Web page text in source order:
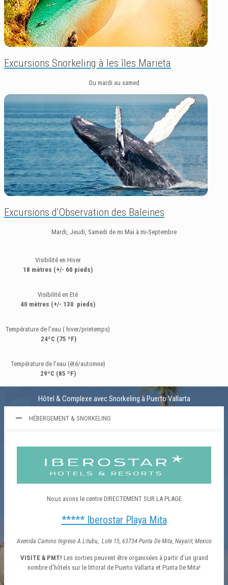
Excursions Snorkeling à les îles Marieta
Du mardi au samed
Excursions d'Observation des Baleines
Mardi, Jeudi, Samedi de mi Mai à mi-Septembre
Visibilité en Hiver
18 mètres (+/- 60 pieds)
Visibilité en Eté
40 mètres (+/- 130 pieds)
Température de l’eau ( hiver/printemps)
24ºC (75 ºF)
Température de l’eau (été/automne)
29ºC (85 ºF)
Hôtel & Complexe avec Snorkeling à Puerto Vallarta
HÉBERGEMENT & SNORKELING
Nous avons le centre DIRECTEMENT SUR LA PLAGE
***** Iberostar Playa Mita
Avenida Camino Ingreso A Litubu, Lote 15, 63734 Punta De Mita, Nayarit, Mexico
VISITE & PMT! Les sorties peuvent être organisées à partir d’un grand
nombre d’hôtels sur le littoral de Puerto Vallarta et Punta De Mita!